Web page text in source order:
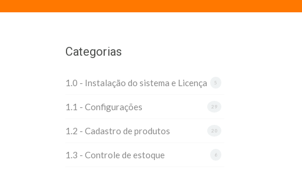
Categorias
5
1.0 - Instalação do sistema e Licença
29
1.1 - Configurações
20
1.2 - Cadastro de produtos
6
1.3 - Controle de estoque